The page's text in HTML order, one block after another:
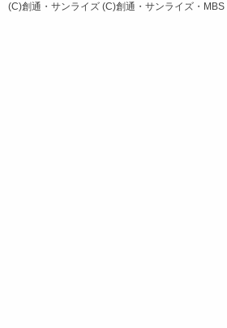
(C)創通・サンライズ (C)創通・サンライズ・MBS